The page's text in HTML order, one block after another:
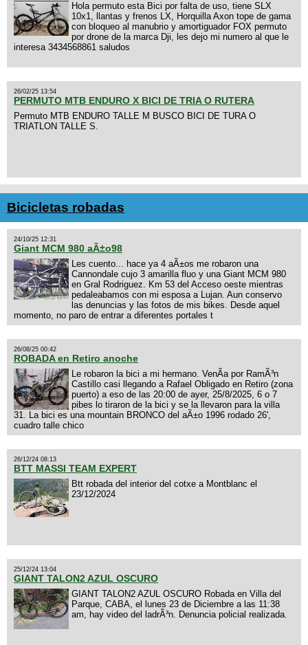
Hola permuto esta Bici por falta de uso, tiene SLX
10x1, llantas y frenos LX, Horquilla Axon tope de gama
con bloqueo al manubrio y amortiguador FOX permuto
por drone de la marca Dji, les dejo mi numero al que le
interesa 3434568861 saludos
26/02/25 13:54
PERMUTO MTB ENDURO X BICI DE TRIA O RUTERA
Permuto MTB ENDURO TALLE M BUSCO BICI DE TURA O
TRIATLON TALLE S.
Bicicletas robadas
24/10/25 12:31
Giant MCM 980 aÃ±o98
Les cuento... hace ya 4 aÃ±os me robaron una
Cannondale cujo 3 amarilla fluo y una Giant MCM 980
en Gral Rodriguez. Km 53 del Acceso oeste mientras
pedaleabamos con mi esposa a Lujan. Aun conservo
las denuncias y las fotos de mis bikes. Desde aquel
momento, no paro de entrar a diferentes portales t
26/08/25 00:42
ROBADA en Retiro anoche
Le robaron la bici a mi hermano. VenÃ­a por RamÃ³n
Castillo casi llegando a Rafael Obligado en Retiro (zona
puerto) a eso de las 20:00 de ayer, 25/8/2025, 6 o 7
pibes lo tiraron de la bici y se la llevaron para la villa
31. La bici es una mountain BRONCO del aÃ±o 1996 rodado 26',
cuadro talle chico
26/12/24 08:13
BTT MASSI TEAM EXPERT
Btt robada del interior del cotxe a Montblanc el
23/12/2024
25/12/24 13:04
GIANT TALON2 AZUL OSCURO
GIANT TALON2 AZUL OSCURO Robada en Villa del
Parque, CABA, el lunes 23 de Diciembre a las 11:38
am, hay video del ladrÃ³n. Denuncia policial realizada.